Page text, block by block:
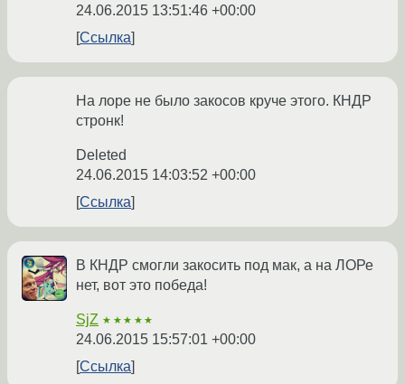
24.06.2015 13:51:46 +00:00
Ссылка
На лоре не было закосов круче этого. КНДР
стронк!
Deleted
24.06.2015 14:03:52 +00:00
Ссылка
В КНДР смогли закосить под мак, а на ЛОРе
нет, вот это победа!
SjZ ★★★★★
24.06.2015 15:57:01 +00:00
Ссылка